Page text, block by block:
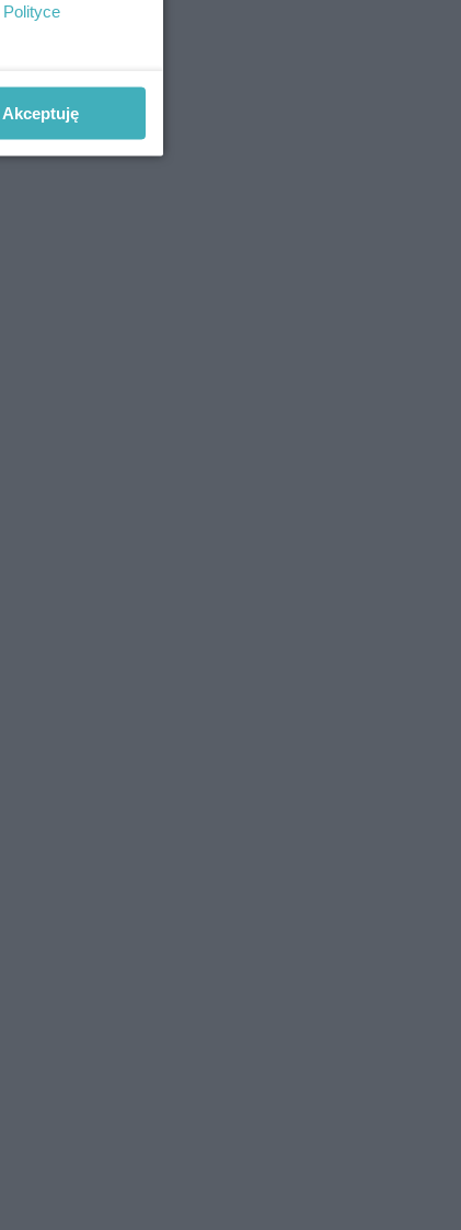
Polityce
Akceptuję